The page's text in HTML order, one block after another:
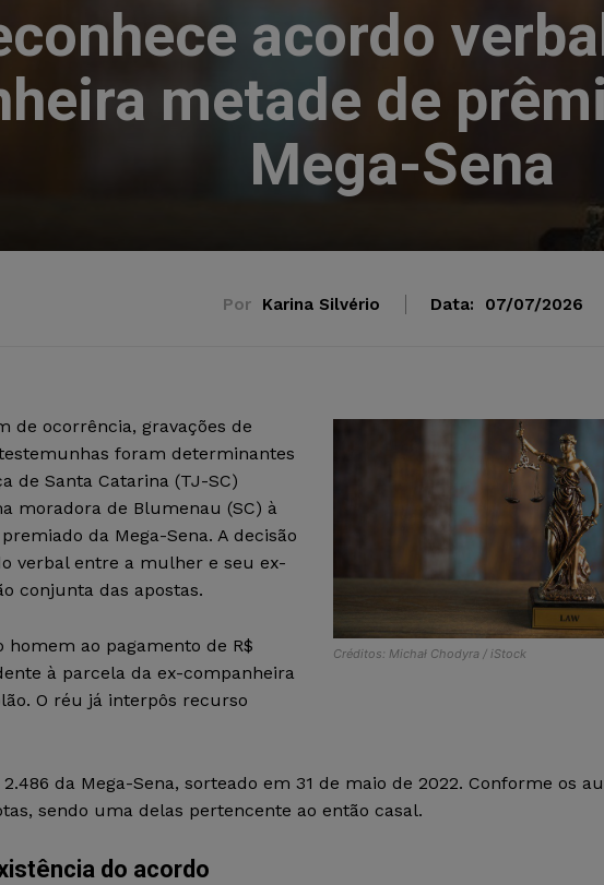
acordo
metade de
Mega-Sena
Por Karina Silvério Data: 07/07/2026
Créditos: Michał Chodyra / iStock
de ocorrência, gravações de
foram determinantes
de Santa Catarina (TJ-SC)
moradora de Blumenau (SC) à
da Mega-Sena. A decisão
verbal entre a mulher e seu ex-
conjunta das apostas.
homem ao pagamento de R$
à parcela da ex-companheira
O réu já interpôs recurso
da Mega-Sena, sorteado em 31 de maio de 2022. Conforme os
sendo uma delas pertencente ao então casal.
do acordo